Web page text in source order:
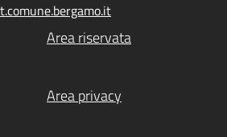
Area riservata
Area privacy